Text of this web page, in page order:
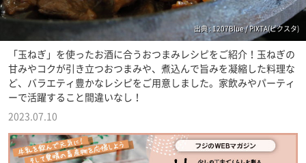
出典 : 1207Blue / PIXTA(ピクスタ)
「玉ねぎ」を使ったお酒に合うおつまみレシピをご紹介！玉ねぎの
甘みやコクが引き立つおつまみや、煮込んで旨みを凝縮した料理な
ど、バラエティ豊かなレシピをご用意しました。家飲みやパーティ
ーで活躍すること間違いなし！
2023.07.10